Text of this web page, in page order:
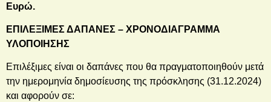
Ευρώ.
ΕΠΙΛΕΞΙΜΕΣ ΔΑΠΑΝΕΣ – ΧΡΟΝΟΔΙΑΓΡΑΜΜΑ
ΥΛΟΠΟΙΗΣΗΣ
Επιλέξιμες είναι οι δαπάνες που θα πραγματοποιηθούν μετά
την ημερομηνία δημοσίευσης της πρόσκλησης (31.12.2024)
και αφορούν σε: